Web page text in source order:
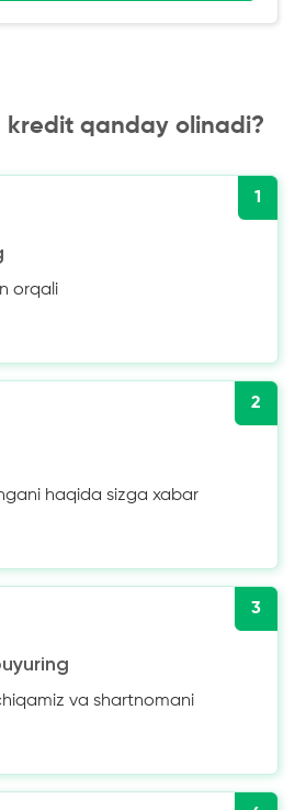
kredit qanday olinadi?
1
orqali
2
haqida sizga xabar
3
va shartnomani